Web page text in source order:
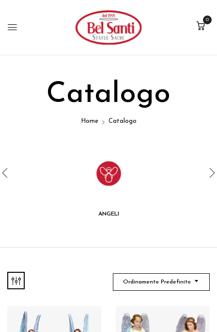
0
Catalogo
Home Catalogo
ANGELI
Ordinamento Predefinito